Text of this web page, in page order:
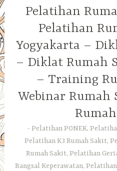
Pelatihan
Pelatihan
Yogyakarta –
– Diklat Rumah
– Training
Webinar Rumah
Pelatihan PONEK,
Pelatihan K3 Rumah Sakit,
Rumah Sakit, Pelatihan
Bangsal Keperawatan,